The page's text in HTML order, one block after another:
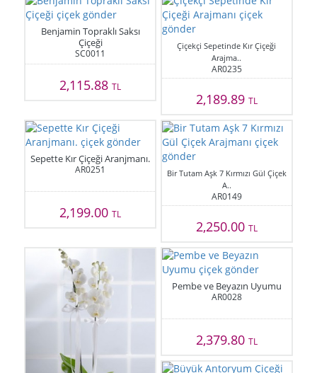
Benjamin Topraklı Saksı
Çiçeği
SC0011
2,115.88TL
Çiçekçi Sepetinde Kır Çiçeği
Arajma..
AR0235
2,189.89 TL
Sepette Kır Çiçeği Aranjmanı.
AR0251
2,199.00TL
Bir Tutam Aşk 7 Kırmızı Gül Çiçek
A..
AR0149
2,250.00 TL
Pembe ve Beyazın Uyumu
AR0028
2,379.80 TL